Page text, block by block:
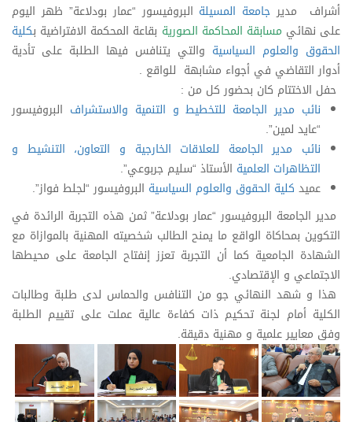
أشراف مدير جامعة المسيلة البروفيسور “عمار بودلاعة” ظهر اليوم
على نهائي مسابقة المحاكمة الصورية بقاعة المحكمة الافتراضية بكلية
الحقوق والعلوم السياسية والتي يتنافس فيها الطلبة على تأدية
أدوار التقاضي في أجواء مشابهة للواقع .
حفل الاختتام كان بحضور كل من :
نائب مدير الجامعة للتخطيط و التنمية والاستشراف البروفيسور
“عايد لمين”.
نائب مدير الجامعة للعلاقات الخارجية و التعاون، التنشيط و
التظاهرات العلمية الأستاذ “سليم جربوعي”.
عميد كلية الحقوق والعلوم السياسية البروفيسور “لجلط فواز”.
مدير الجامعة البروفيسور “عمار بودلاعة” ثمن هذه التجربة الرائدة في
التكوين بمحاكاة الواقع ما يمنح الطالب شخصيته المهنية بالموازاة مع
الشهادة الجامعية كما أن التجربة تعزز إنفتاح الجامعة على محيطها
الاجتماعي و الإقتصادي.
هذا و شهد النهائي جو من التنافس والحماس لدى طلبة وطالبات
الكلية أمام لجنة تحكيم ذات كفاءة عالية عملت على تقييم الطلبة
وفق معايير علمية و مهنية دقيقة.